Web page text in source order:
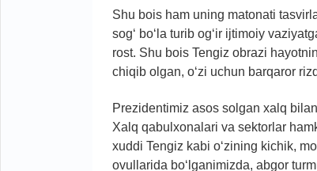
Shu bois ham uning matonati
sog‘ bo‘la turib og‘ir ijtimoiy
rost. Shu bois Tengiz obrazi
chiqib olgan, o‘zi uchun barqaror
Prezidentimiz asos solgan xalq
Xalq qabulxonalari va sektorlar
xuddi Tengiz kabi o‘zining kichik,
ovullarida bo‘lganimizda, abgor